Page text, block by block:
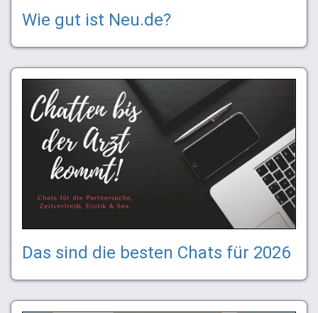
Wie gut ist Neu.de?
Das sind die besten Chats für 2026